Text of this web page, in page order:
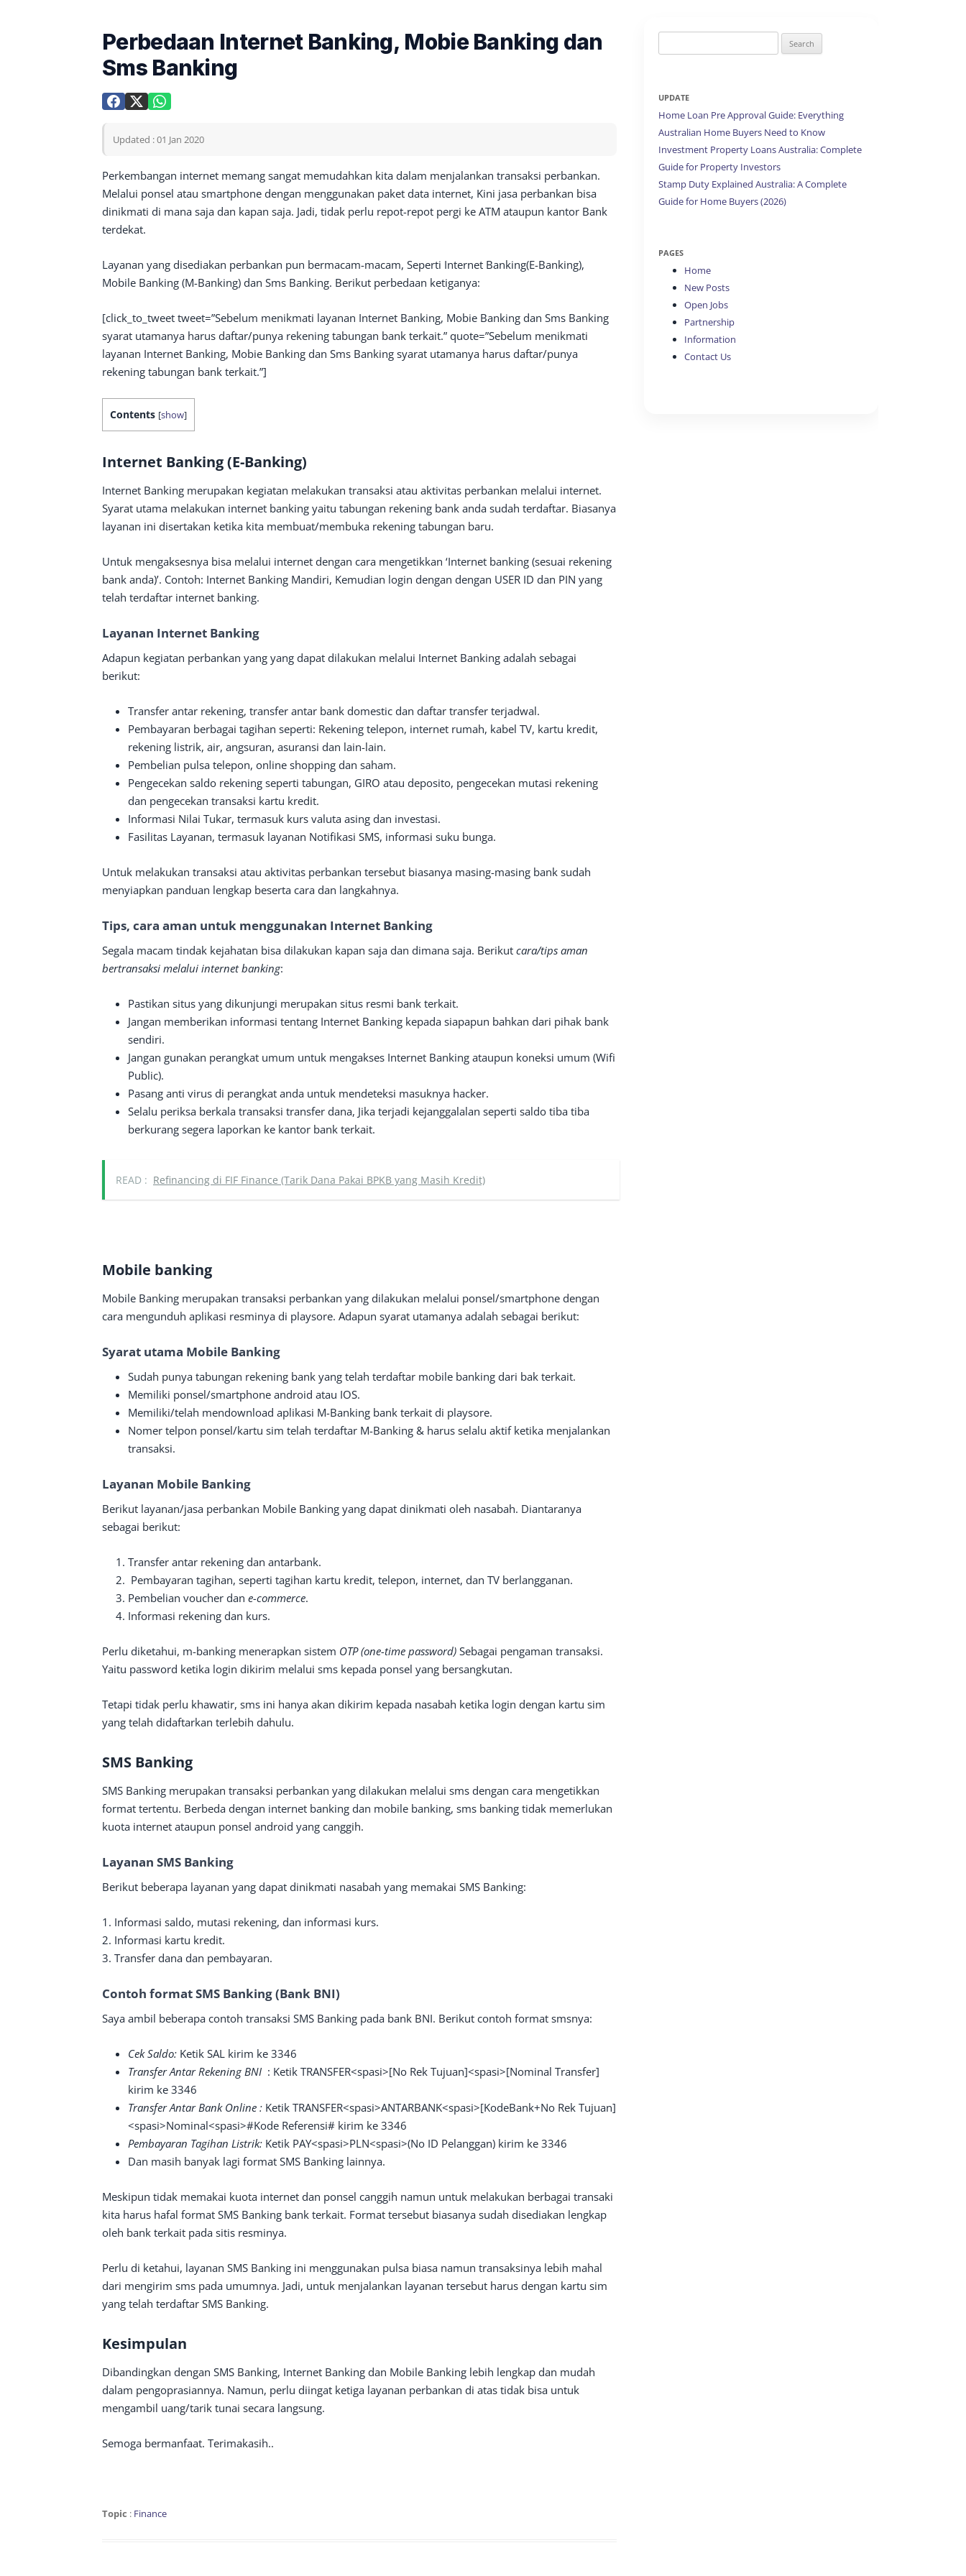
Perbedaan Internet Banking, Mobie Banking dan
Sms Banking
Updated : 01 Jan 2020
Perkembangan internet memang sangat memudahkan kita dalam menjalankan transaksi perbankan.
Melalui ponsel atau smartphone dengan menggunakan paket data internet, Kini jasa perbankan bisa
dinikmati di mana saja dan kapan saja. Jadi, tidak perlu repot-repot pergi ke ATM ataupun kantor Bank
terdekat.
Layanan yang disediakan perbankan pun bermacam-macam, Seperti Internet Banking(E-Banking),
Mobile Banking (M-Banking) dan Sms Banking. Berikut perbedaan ketiganya:
[click_to_tweet tweet=”Sebelum menikmati layanan Internet Banking, Mobie Banking dan Sms Banking
syarat utamanya harus daftar/punya rekening tabungan bank terkait.” quote=”Sebelum menikmati
layanan Internet Banking, Mobie Banking dan Sms Banking syarat utamanya harus daftar/punya
rekening tabungan bank terkait.”]
Contents [show]
Internet Banking (E-Banking)
Internet Banking merupakan kegiatan melakukan transaksi atau aktivitas perbankan melalui internet.
Syarat utama melakukan internet banking yaitu tabungan rekening bank anda sudah terdaftar. Biasanya
layanan ini disertakan ketika kita membuat/membuka rekening tabungan baru.
Untuk mengaksesnya bisa melalui internet dengan cara mengetikkan ‘Internet banking (sesuai rekening
bank anda)’. Contoh: Internet Banking Mandiri, Kemudian login dengan dengan USER ID dan PIN yang
telah terdaftar internet banking.
Layanan Internet Banking
Adapun kegiatan perbankan yang yang dapat dilakukan melalui Internet Banking adalah sebagai
berikut:
Transfer antar rekening, transfer antar bank domestic dan daftar transfer terjadwal.
Pembayaran berbagai tagihan seperti: Rekening telepon, internet rumah, kabel TV, kartu kredit,
rekening listrik, air, angsuran, asuransi dan lain-lain.
Pembelian pulsa telepon, online shopping dan saham.
Pengecekan saldo rekening seperti tabungan, GIRO atau deposito, pengecekan mutasi rekening
dan pengecekan transaksi kartu kredit.
Informasi Nilai Tukar, termasuk kurs valuta asing dan investasi.
Fasilitas Layanan, termasuk layanan Notifikasi SMS, informasi suku bunga.
Untuk melakukan transaksi atau aktivitas perbankan tersebut biasanya masing-masing bank sudah
menyiapkan panduan lengkap beserta cara dan langkahnya.
Tips, cara aman untuk menggunakan Internet Banking
Segala macam tindak kejahatan bisa dilakukan kapan saja dan dimana saja. Berikut cara/tips aman
bertransaksi melalui internet banking:
Pastikan situs yang dikunjungi merupakan situs resmi bank terkait.
Jangan memberikan informasi tentang Internet Banking kepada siapapun bahkan dari pihak bank
sendiri.
Jangan gunakan perangkat umum untuk mengakses Internet Banking ataupun koneksi umum (Wifi
Public).
Pasang anti virus di perangkat anda untuk mendeteksi masuknya hacker.
Selalu periksa berkala transaksi transfer dana, Jika terjadi kejanggalalan seperti saldo tiba tiba
berkurang segera laporkan ke kantor bank terkait.
READ : Refinancing di FIF Finance (Tarik Dana Pakai BPKB yang Masih Kredit)
Mobile banking
Mobile Banking merupakan transaksi perbankan yang dilakukan melalui ponsel/smartphone dengan
cara mengunduh aplikasi resminya di playsore. Adapun syarat utamanya adalah sebagai berikut:
Syarat utama Mobile Banking
Sudah punya tabungan rekening bank yang telah terdaftar mobile banking dari bak terkait.
Memiliki ponsel/smartphone android atau IOS.
Memiliki/telah mendownload aplikasi M-Banking bank terkait di playsore.
Nomer telpon ponsel/kartu sim telah terdaftar M-Banking & harus selalu aktif ketika menjalankan
transaksi.
Layanan Mobile Banking
Berikut layanan/jasa perbankan Mobile Banking yang dapat dinikmati oleh nasabah. Diantaranya
sebagai berikut:
Transfer antar rekening dan antarbank.
Pembayaran tagihan, seperti tagihan kartu kredit, telepon, internet, dan TV berlangganan.
Pembelian voucher dan e-commerce.
Informasi rekening dan kurs.
Perlu diketahui, m-banking menerapkan sistem OTP (one-time password) Sebagai pengaman transaksi.
Yaitu password ketika login dikirim melalui sms kepada ponsel yang bersangkutan.
Tetapi tidak perlu khawatir, sms ini hanya akan dikirim kepada nasabah ketika login dengan kartu sim
yang telah didaftarkan terlebih dahulu.
SMS Banking
SMS Banking merupakan transaksi perbankan yang dilakukan melalui sms dengan cara mengetikkan
format tertentu. Berbeda dengan internet banking dan mobile banking, sms banking tidak memerlukan
kuota internet ataupun ponsel android yang canggih.
Layanan SMS Banking
Berikut beberapa layanan yang dapat dinikmati nasabah yang memakai SMS Banking:
1. Informasi saldo, mutasi rekening, dan informasi kurs.
2. Informasi kartu kredit.
3. Transfer dana dan pembayaran.
Contoh format SMS Banking (Bank BNI)
Saya ambil beberapa contoh transaksi SMS Banking pada bank BNI. Berikut contoh format smsnya:
Cek Saldo: Ketik SAL kirim ke 3346
Transfer Antar Rekening BNI : Ketik TRANSFER<spasi>[No Rek Tujuan]<spasi>[Nominal Transfer]
kirim ke 3346
Transfer Antar Bank Online : Ketik TRANSFER<spasi>ANTARBANK<spasi>[KodeBank+No Rek Tujuan]
<spasi>Nominal<spasi>#Kode Referensi# kirim ke 3346
Pembayaran Tagihan Listrik: Ketik PAY<spasi>PLN<spasi>(No ID Pelanggan) kirim ke 3346
Dan masih banyak lagi format SMS Banking lainnya.
Meskipun tidak memakai kuota internet dan ponsel canggih namun untuk melakukan berbagai transaki
kita harus hafal format SMS Banking bank terkait. Format tersebut biasanya sudah disediakan lengkap
oleh bank terkait pada sitis resminya.
Perlu di ketahui, layanan SMS Banking ini menggunakan pulsa biasa namun transaksinya lebih mahal
dari mengirim sms pada umumnya. Jadi, untuk menjalankan layanan tersebut harus dengan kartu sim
yang telah terdaftar SMS Banking.
Kesimpulan
Dibandingkan dengan SMS Banking, Internet Banking dan Mobile Banking lebih lengkap dan mudah
dalam pengoprasiannya. Namun, perlu diingat ketiga layanan perbankan di atas tidak bisa untuk
mengambil uang/tarik tunai secara langsung.
Semoga bermanfaat. Terimakasih..
Topic : Finance
for:
UPDATE
Home Loan Pre Approval Guide: Everything
Australian Home Buyers Need to Know
Investment Property Loans Australia: Complete
Guide for Property Investors
Stamp Duty Explained Australia: A Complete
Guide for Home Buyers (2026)
PAGES
Home
New Posts
Open Jobs
Partnership
Information
Contact Us